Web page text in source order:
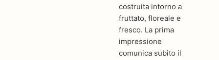
costruita intorno a
fruttato, floreale e
fresco. La prima
impressione
comunica subito il